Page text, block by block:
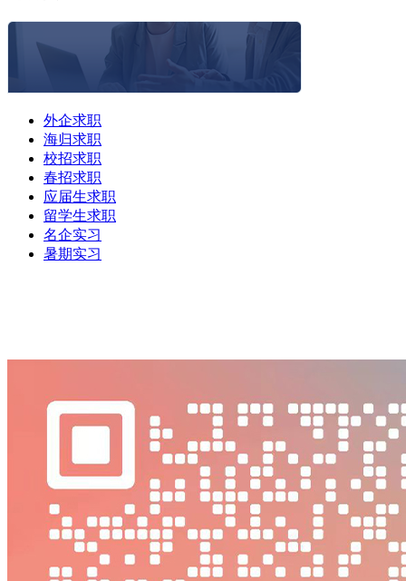
外企求职
海归求职
校招求职
春招求职
应届生求职
留学生求职
名企实习
暑期实习